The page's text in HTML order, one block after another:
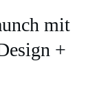
mit
+